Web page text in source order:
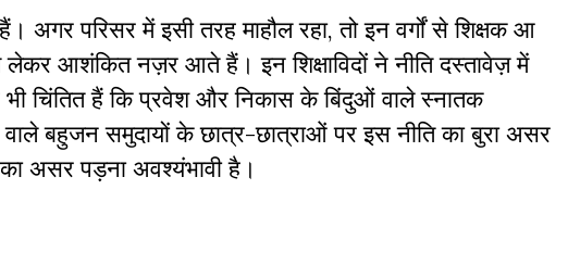
परिसर में इसी तरह माहौल रहा, तो इन वर्गों से शिक्षक आ
लेकर आशंकित नज़र आते हैं। इन शिक्षाविदों ने नीति दस्तावेज़ में
चिंतित हैं कि प्रवेश और निकास के बिंदुओं वाले स्नातक
बहुजन समुदायों के छात्र-छात्राओं पर इस नीति का बुरा असर
असर पड़ना अवश्यंभावी है।